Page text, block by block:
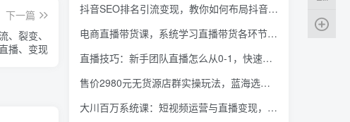
下一篇
裂变、
直播、变现
抖音SEO排名引流变现，教你如何布局抖音SEO获取更多免费流量
电商直播带货课，系统学习直播带货各环节技巧和套路
直播技巧：新手团队直播怎么从0-1，快速突破冷启动，迅速吸粉
售价2980元无货源店群实操玩法，蓝海选品的独特思路，店群软件操作方法
大川百万系统课：短视频运营与直播变现，帮助你在抖音赚到第一个100万